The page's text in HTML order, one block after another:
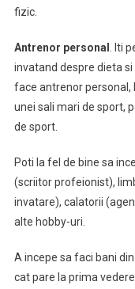
fizic.
Antrenor personal . Iti
invatand despre dieta
face antrenor personal,
unei sali mari de sport,
de sport.
Poti la fel de bine sa
(scriitor profeionist),
invatare), calatorii
alte hobby-uri.
A incepe sa faci bani
cat pare la prima